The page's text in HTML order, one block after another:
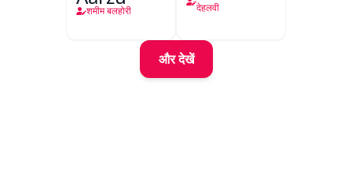
शमीम बलहोरी
देहलवी
और देखें